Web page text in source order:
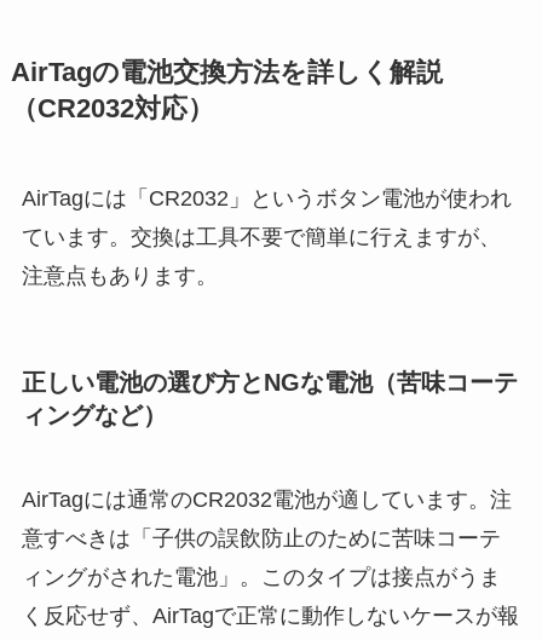
AirTagの電池交換方法を詳しく解説
（CR2032対応）
AirTagには「CR2032」というボタン電池が使われ
ています。交換は工具不要で簡単に行えますが、
注意点もあります。
正しい電池の選び方とNGな電池（苦味コーテ
ィングなど）
AirTagには通常のCR2032電池が適しています。注
意すべきは「子供の誤飲防止のために苦味コーテ
ィングがされた電池」。このタイプは接点がうま
く反応せず、AirTagで正常に動作しないケースが報